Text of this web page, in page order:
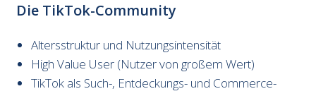
Die TikTok-Community
Altersstruktur und Nutzungsintensität
High Value User (Nutzer von großem Wert)
TikTok als Such-, Entdeckungs- und Commerce-